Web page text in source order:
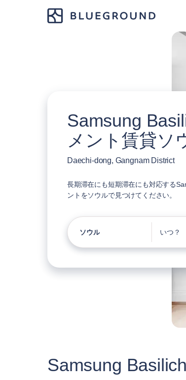
Samsung
メント賃貸ソ
Daechi-dong, Gangnam District
長期滞在にも短期滞在にも対応する
ントをソウルで見つけてください。
ソウル いつ？
Samsung